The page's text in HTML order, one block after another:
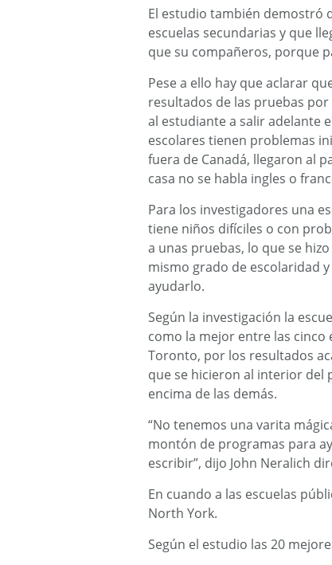
El estudio también demostró
escuelas secundarias y que
que su compañeros, porque
Pese a ello hay que aclarar
resultados de las pruebas
al estudiante a salir adelante
escolares tienen problemas
fuera de Canadá, llegaron al
casa no se habla ingles o
Para los investigadores una
tiene niños difíciles o con
a unas pruebas, lo que se
mismo grado de escolaridad
ayudarlo.
Según la investigación la
como la mejor entre las cinco
Toronto, por los resultados
que se hicieron al interior del
encima de las demás.
“No tenemos una varita
montón de programas para
escribir”, dijo John Neralich
En cuando a las escuelas
North York.
Según el estudio las 20